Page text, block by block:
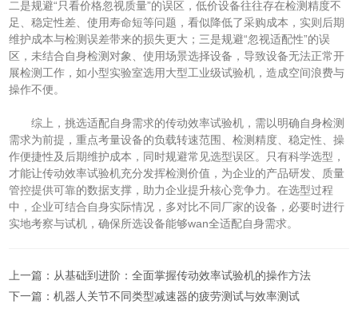
二是规避“只看价格忽视质量”的误区，低价设备往往存在检测精度不
足、稳定性差、使用寿命短等问题，看似降低了采购成本，实则后期
维护成本与检测误差带来的损失更大；三是规避“忽视适配性”的误
区，未结合自身检测对象、使用场景选择设备，导致设备无法正常开
展检测工作，如小型实验室选用大型工业级试验机，造成空间浪费与
操作不便。
综上，挑选适配自身需求的传动效率试验机，需以明确自身检测
需求为前提，重点考量设备的负载转速范围、检测精度、稳定性、操
作便捷性及后期维护成本，同时规避常见选型误区。只有科学选型，
才能让传动效率试验机充分发挥检测价值，为企业的产品研发、质量
管控提供可靠的数据支撑，助力企业提升核心竞争力。在选型过程
中，企业可结合自身实际情况，多对比不同厂家的设备，必要时进行
实地考察与试机，确保所选设备能够wan全适配自身需求。
上一篇： 从基础到进阶：全面掌握传动效率试验机的操作方法
下一篇：机器人关节不同类型减速器的疲劳测试与效率测试